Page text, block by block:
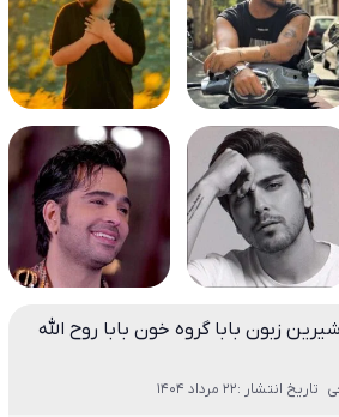
زبون بابا گروه خون بابا روح الله
تاریخ انتشار :22 مرداد 1404